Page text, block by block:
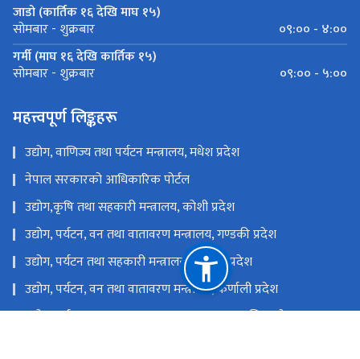
जाडो (कार्तिक १६ देखि माघ १५)
सोमबार - शुक्रबार
०९:०० - ४:००
गर्मी (माघ १६ देखि कार्तिक १५)
सोमबार - शुक्रबार ०९:०० - ५:००
महत्त्वपूर्ण लिङ्कहरू
उद्योग, वाणिज्य तथा पर्यटन मन्त्रालय, मधेश प्रदेश
नेपाल सरकारको आधिकारिक पोर्टल
उद्योग,कृषि तथा सहकारी मन्त्रालय, कोशी प्रदेश
उद्योग, पर्यटन, वन तथा वातावरण मन्त्रालय, गण्डकी प्रदेश
उद्योग, पर्यटन तथा सहकारी मन्त्रालय, लुम्बिनी प्रदेश
उद्योग, पर्यटन, वन तथा वातावरण मन्त्रालय, कर्णाली प्रदेश
उद्योग, पर्यटन, वन तथा वातावरण मन्त्रालय, सुदुर पश्चिम प्रदेश